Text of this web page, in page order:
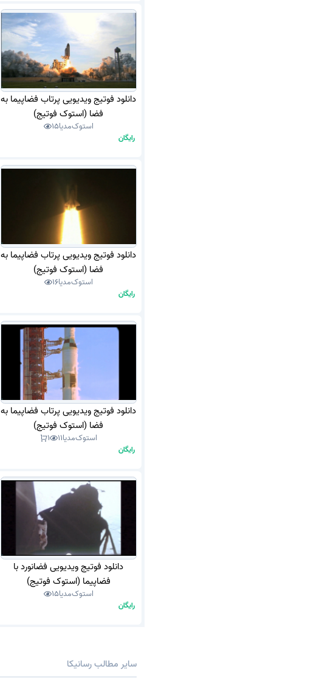
دانلود فوتیج ویدیویی پرتاب فضاپیما به
فضا (استوک فوتیج)
استوک‌مدیا15
رایگان
دانلود فوتیج ویدیویی پرتاب فضاپیما به
فضا (استوک فوتیج)
استوک‌مدیا16
رایگان
دانلود فوتیج ویدیویی پرتاب فضاپیما به
فضا (استوک فوتیج)
استوک‌مدیا11
1
رایگان
دانلود فوتیج ویدیویی فضانورد با
فضاپیما (استوک فوتیج)
استوک‌مدیا15
رایگان
سایر مطالب رسانیکا